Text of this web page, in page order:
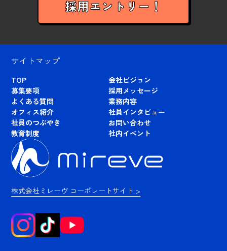
採用エントリー！
株式会社ミレーヴ コーポレートサイト >
サイトマップ
TOP
会社ビジョン
募集要項
採用メッセージ
よくある質問
業務内容
オフィス紹介
社員インタビュー
社員のつぶやき
お問い合わせ
教育制度
社内イベント